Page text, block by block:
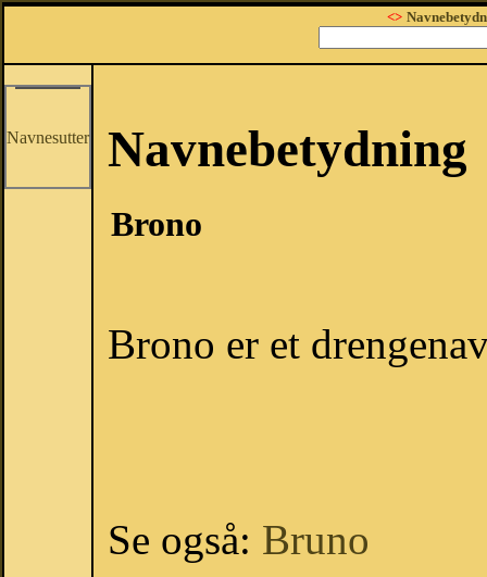
<>
Navnesutter Navnebetydning
Brono
Brono er et
Se også: Bruno